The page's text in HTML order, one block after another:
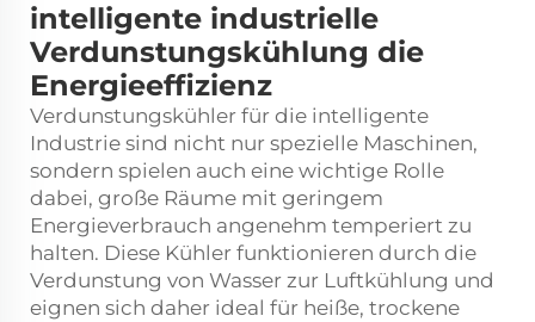
intelligente industrielle
Verdunstungskühlung die
Energieeffizienz
Verdunstungskühler für die intelligente
Industrie sind nicht nur spezielle Maschinen,
sondern spielen auch eine wichtige Rolle
dabei, große Räume mit geringem
Energieverbrauch angenehm temperiert zu
halten. Diese Kühler funktionieren durch die
Verdunstung von Wasser zur Luftkühlung und
eignen sich daher ideal für heiße, trockene